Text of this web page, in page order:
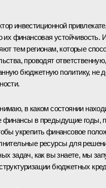
инвестиционной
их финансовая устойчивость.
тем регионам, которые
проводят ответственную,
бюджетную политику, не
в каком состоянии
финансы в предыдущие годы,
укрепить финансовое
ресурсы для
задач, как вы знаете, мы
бюджетных